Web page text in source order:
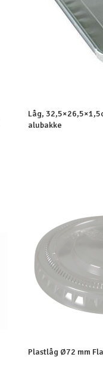
Låg,
alubakke
Plastlåg Ø72 mm